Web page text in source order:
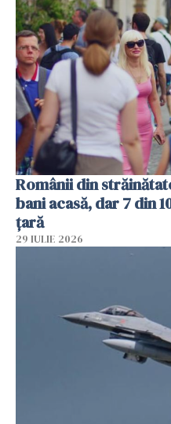
Românii din
bani acasă, dar 7 din
țară
29 IULIE 2026